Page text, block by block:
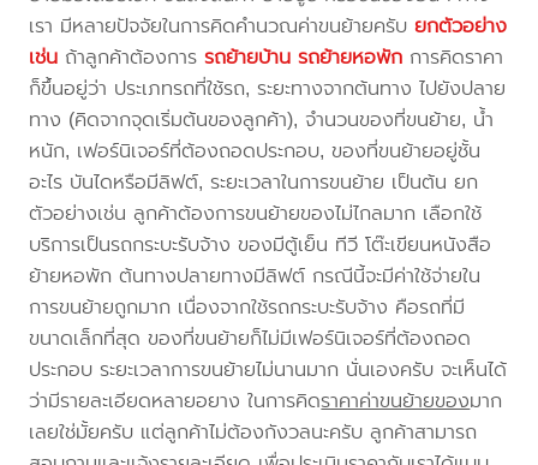
เรา มีหลายปัจจัยในการคิดคำนวณค่าขนย้ายครับยกตัวอย่าง
เช่น ถ้าลูกค้าต้องการรถย้ายบ้าน รถย้ายหอพัก การคิดราคา
ก็ขึ้นอยู่ว่า ประเภทรถที่ใช้รถ, ระยะทางจากต้นทาง ไปยังปลาย
ทาง (คิดจากจุดเริ่มต้นของลูกค้า), จำนวนของที่ขนย้าย, น้ำ
หนัก, เฟอร์นิเจอร์ที่ต้องถอดประกอบ, ของที่ขนย้ายอยู่ชั้น
อะไร บันไดหรือมีลิฟต์, ระยะเวลาในการขนย้าย เป็นต้น ยก
ตัวอย่างเช่น ลูกค้าต้องการขนย้ายของไม่ไกลมาก เลือกใช้
บริการเป็นรถกระบะรับจ้าง ของมีตู้เย็น ทีวี โต๊ะเขียนหนังสือ
ย้ายหอพัก ต้นทางปลายทางมีลิฟต์ กรณีนี้จะมีค่าใช้จ่ายใน
การขนย้ายถูกมาก เนื่องจากใช้รถกระบะรับจ้าง คือรถที่มี
ขนาดเล็กที่สุด ของที่ขนย้ายก็ไม่มีเฟอร์นิเจอร์ที่ต้องถอด
ประกอบ ระยะเวลาการขนย้ายไม่นานมาก นั่นเองครับ จะเห็นได้
ว่ามีรายละเอียดหลายอยาง ในการคิดราคาค่าขนย้ายของมาก
เลยใช่มั้ยครับ แต่ลูกค้าไม่ต้องกังวลนะครับ ลูกค้าสามารถ